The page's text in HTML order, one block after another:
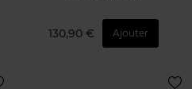
130,90 € Ajouter